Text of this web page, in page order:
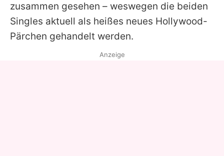
Utiq verwalten
zusammen gesehen – weswegen die beiden
Singles aktuell als heißes neues Hollywood-
Pärchen gehandelt werden.
Anzeige